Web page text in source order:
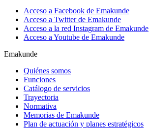
Acceso a Facebook de Emakunde
Acceso a Twitter de Emakunde
Acceso a la red Instagram de Emakunde
Acceso a Youtube de Emakunde
Emakunde
Quiénes somos
Funciones
Catálogo de servicios
Trayectoria
Normativa
Memorias de Emakunde
Plan de actuación y planes estratégicos